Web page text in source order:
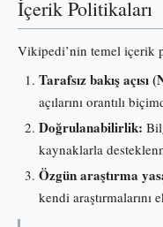
İçerik Politikaları
Vikipedi’nin temel içerik
Tarafsız bakış açısı
açılarını orantılı
Doğrulanabilirlik:
kaynaklarla
Özgün araştırma
kendi araştırmalarını